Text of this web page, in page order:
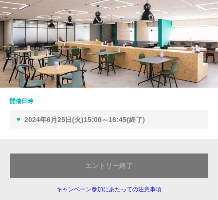
開催日時
2024年6月25日(火)15:00～16:45(終了)
エントリー終了
キャンペーン参加にあたっての注意事項